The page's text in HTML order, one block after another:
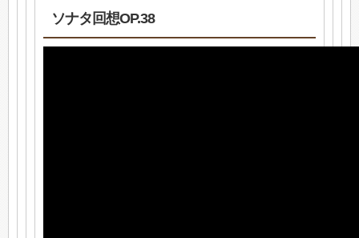
ソナタ回想OP.38